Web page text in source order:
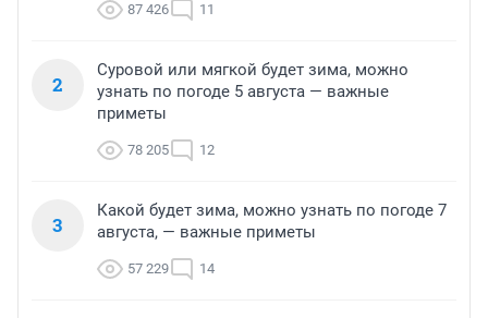
87 426 11
2
Суровой или мягкой будет зима, можно
узнать по погоде 5 августа — важные
приметы
78 205 12
3
Какой будет зима, можно узнать по погоде 7
августа, — важные приметы
57 229 14